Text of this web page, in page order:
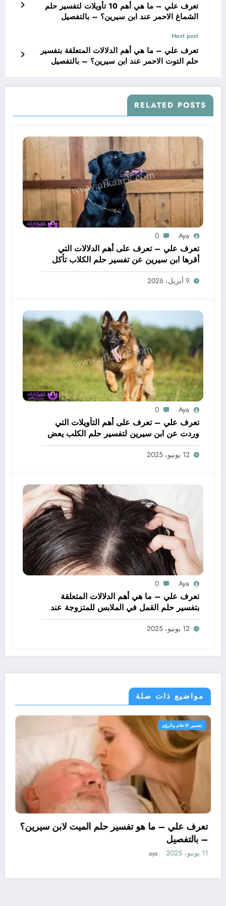
تعرف علي – ما هي أهم 10 تأويلات لتفسير حلم
الشماغ الاحمر عند ابن سيرين؟ – بالتفصيل
Next post
تعرف علي – ما هي أهم الدلالات المتعلقة بتفسير
حلم التوت الاحمر عند ابن سيرين؟ – بالتفصيل
RELATED POSTS
Aya
0
تعرف علي – تعرف على أهم الدلالات التي
أقرها ابن سيرين عن تفسير حلم الكلاب تأكل
لحم – بالتفصيل
9 أبريل، 2026
Aya
0
تعرف علي – تعرف على أهم التأويلات التي
وردت عن ابن سيرين لتفسير حلم الكلب يعض
يدي – بالتفصيل
12 يونيو، 2025
Aya
0
تعرف علي – ما هي أهم الدلالات المتعلقة
بتفسير حلم القمل في الملابس للمتزوجة عند
ابن سيرين؟ – بالتفصيل
12 يونيو، 2025
مواضيع ذات صلة
تعرف علي – ما هو
ابن سيرين لتفسير حلم